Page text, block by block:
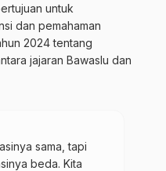
untuk
dan pemahaman
2024 tentang
jajaran Bawaslu dan
sama, tapi
beda. Kita